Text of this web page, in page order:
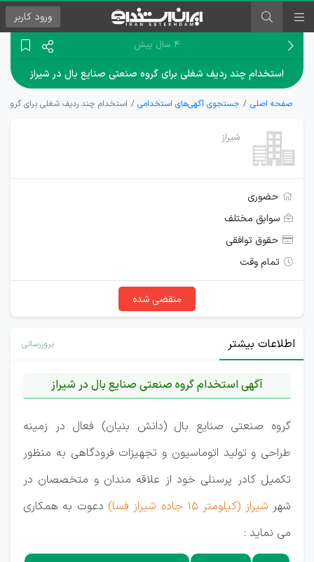
ورود کاربر
۴ سال پیش
استخدام چند ردیف شغلی برای گروه صنعتی صنايع بال در شیراز
صفحه اصلی جستجوی آگهی‌های استخدامی استخدام چند ردیف شغلی برای گروه
شیراز
حضوری
سوابق مختلف
حقوق توافقی
تمام وقت
منقضی شده
اطلاعات بیشتر بروزرسانی
آگهی استخدام گروه صنعتی صنايع بال در شیراز
گروه صنعتی صنايع بال (دانش بنيان) فعال در زمینه
طراحی و توليد اتوماسيون و تجهیزات فرودگاهی به منظور
تکمیل کادر پرسنلی خود از علاقه مندان و متخصصان در
شهر شیراز (كيلومتر 15 جاده شيراز فسا)
دعوت به همکاری
می نماید :